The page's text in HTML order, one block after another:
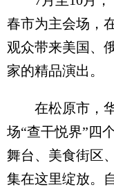
春市为主会场，
观众带来美国、
家的精品演出。
在松原市，华
场“查干悦界”四
舞台、美食街区
集在这里绽放。